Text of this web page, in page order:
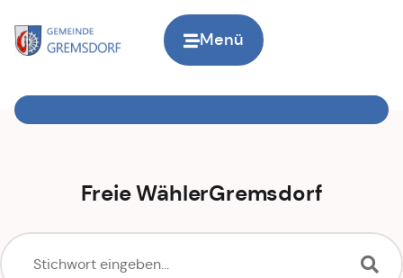
Menü
Freie WählerGremsdorf